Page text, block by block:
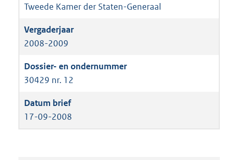
Tweede Kamer der Staten-Generaal
2008-2009
30429 nr. 12
17-09-2008